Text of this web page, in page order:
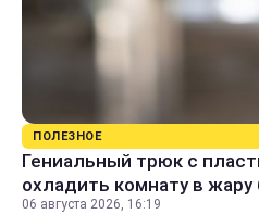
ПОЛЕЗНОЕ
Гениальный трюк с
охладить комнату в
06 августа 2026, 16:19